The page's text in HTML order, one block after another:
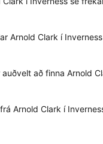
Arnold Clark í
að finna Arnold
Arnold Clark í